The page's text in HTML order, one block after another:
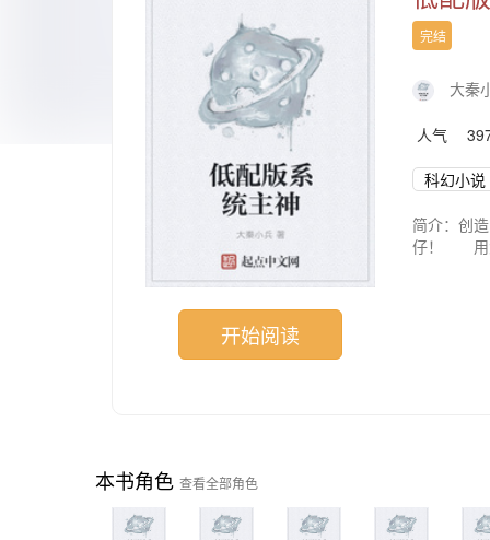
开始阅读
完结
大秦
人气
科幻小说
简介：创
仔！ 用大
本书角色 查看全部角色